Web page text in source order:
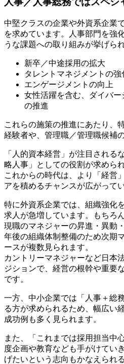
中堅クラスの企業や外資系企業
を求めています。人事部門を強
うな課題への取り組みが挙げられ
新卒／中途採用の拡大
タレントマネジメントの強
エンゲージメントの向上
女性活躍を含む、ダイバ
の推進
これらの施策の推進にあたり、
経験者や、管理職／管理職候補
「人的資本経営」が注目される
略人事」としての役割が求めら
これからの時代は、より「経営
アを積めるチャンスが広がってい
特に外資系企業では、組織強化
求人が急増しています。もちろ
現職のマネジャーの昇進・異動
年後の組織体制整備のため次期
ースが複数見られます。
カントリーマネジャーなど日本
ジションで、経営の根幹や重要
です。
一方、中小企業では「人事＋総
る方が求められるため、幅広い
成功例も多く見られます。
また、「これまでは採用担当中
度企画や教育なども手がけてい
げたいという志向もかなえられ